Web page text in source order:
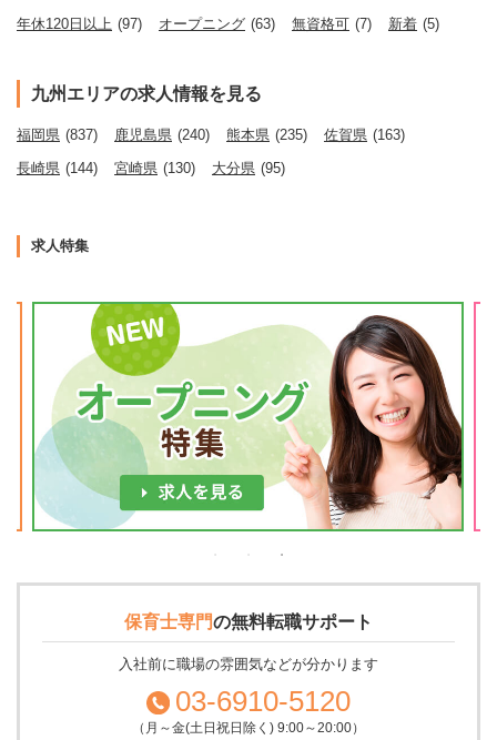
年休120日以上 (97) オープニング (63) 無資格可 (7) 新着 (5)
九州エリアの求人情報を見る
福岡県 (837) 鹿児島県 (240) 熊本県 (235) 佐賀県 (163)
長崎県 (144) 宮崎県 (130) 大分県 (95)
求人特集
保育士専門の無料転職サポート
入社前に職場の雰囲気などが分かります
03-6910-5120
（月～金(土日祝日除く) 9:00～20:00）